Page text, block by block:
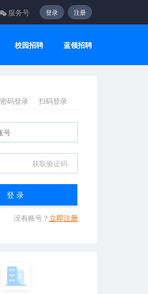
服务号 登录 注册
校园招聘 蓝领招聘
密码登录 扫码登录
获取验证码
登 录
没有账号？ 立即注册